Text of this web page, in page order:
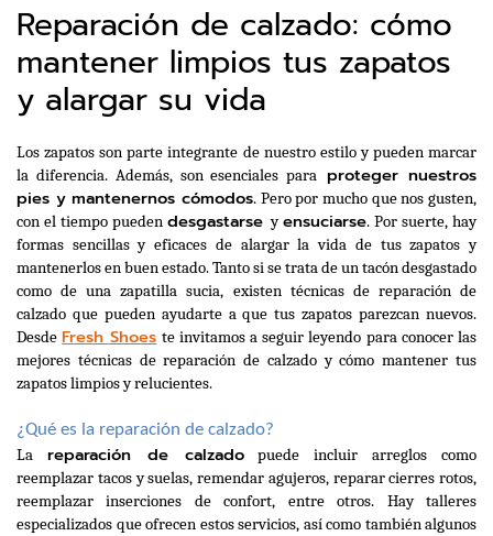
Reparación de calzado: cómo
mantener limpios tus zapatos
y alargar su vida
Los zapatos son parte integrante de nuestro estilo y pueden marcar
la diferencia. Además, son esenciales para proteger nuestros
pies y mantenernos cómodos. Pero por mucho que nos gusten,
con el tiempo pueden desgastarse y ensuciarse. Por suerte, hay
formas sencillas y eficaces de alargar la vida de tus zapatos y
mantenerlos en buen estado. Tanto si se trata de un tacón desgastado
como de una zapatilla sucia, existen técnicas de reparación de
calzado que pueden ayudarte a que tus zapatos parezcan nuevos.
Desde Fresh Shoes te invitamos a seguir leyendo para conocer las
mejores técnicas de reparación de calzado y cómo mantener tus
zapatos limpios y relucientes.
¿Qué es la reparación de calzado?
La reparación de calzado puede incluir arreglos como
reemplazar tacos y suelas, remendar agujeros, reparar cierres rotos,
reemplazar inserciones de confort, entre otros. Hay talleres
especializados que ofrecen estos servicios, así como también algunos